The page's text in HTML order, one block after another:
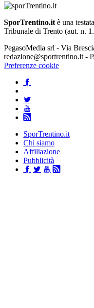
SporTrentino.it è una
Tribunale di Trento (aut. n.
PegasoMedia srl - Via
redazione@sportrentino.it -
Preferenze cookie
SporTrentino.it
Chi siamo
Affiliazione
Pubblicità